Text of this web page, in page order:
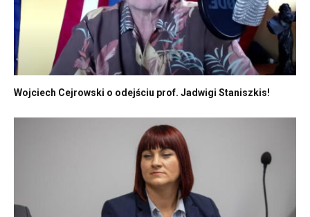
Wojciech Cejrowski o odejściu prof. Jadwigi Staniszkis!